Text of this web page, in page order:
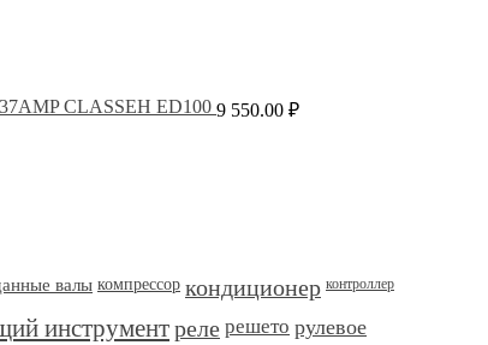
CLASSEH ED100 9 550.00 ₽
валы компрессор кондиционер контроллер
инструментреле решето рулевое